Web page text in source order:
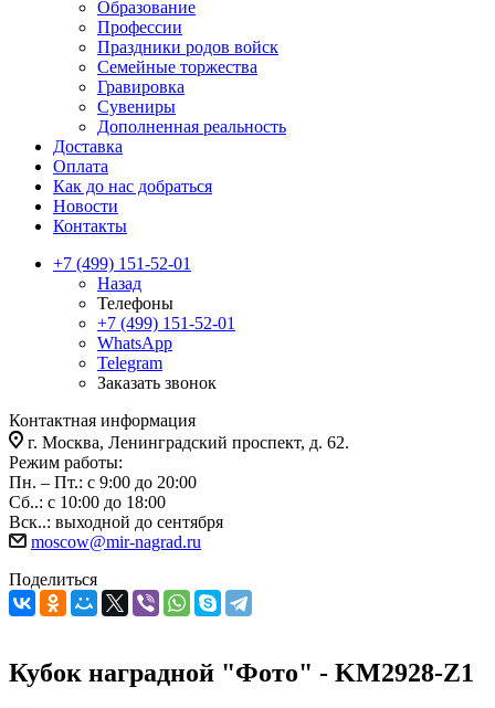
Образование
Профессии
Праздники родов войск
Семейные торжества
Гравировка
Сувениры
Дополненная реальность
Доставка
Оплата
Как до нас добраться
Новости
Контакты
+7 (499) 151-52-01
Назад
Телефоны
+7 (499) 151-52-01
WhatsApp
Telegram
Заказать звонок
Контактная информация
г. Москва, Ленинградский проспект, д. 62.
Режим работы:
Пн. – Пт.: с 9:00 до 20:00
Сб..: с 10:00 до 18:00
Вск..: выходной до сентября
moscow@mir-nagrad.ru
Поделиться
Кубок наградной "Фото" - KM2928-Z1